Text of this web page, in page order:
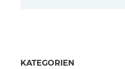
KATEGORIEN